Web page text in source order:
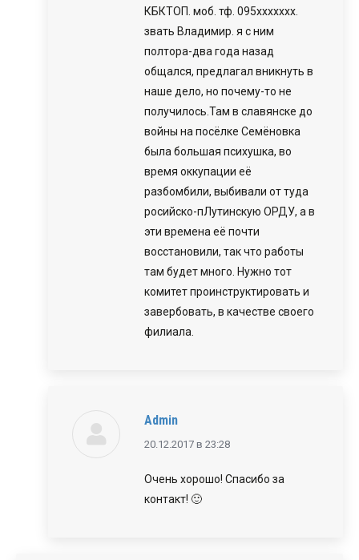
КБКТОП. моб. тф. 095ххххххх.
звать Владимир. я с ним
полтора-два года назад
общался, предлагал вникнуть в
наше дело, но почему-то не
получилось.Там в славянске до
войны на посёлке Семёновка
была большая психушка, во
время оккупации её
разбомбили, выбивали от туда
росийско-пЛутинскую ОРДУ, а в
эти времена её почти
восстановили, так что работы
там будет много. Нужно тот
комитет проинструктировать и
завербовать, в качестве своего
филиала.
Admin
говорит:
20.12.2017 в 23:28
Очень хорошо! Спасибо за
контакт! 🙂